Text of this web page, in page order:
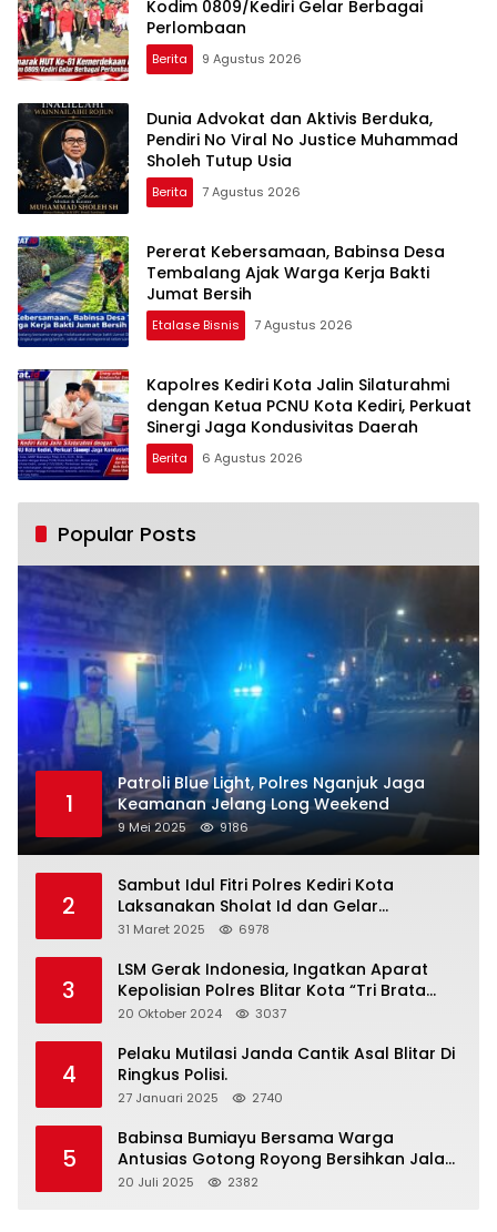
Kodim 0809/Kediri Gelar Berbagai
Perlombaan
Berita 9 Agustus 2026
Dunia Advokat dan Aktivis Berduka,
Pendiri No Viral No Justice Muhammad
Sholeh Tutup Usia
Berita 7 Agustus 2026
Pererat Kebersamaan, Babinsa Desa
Tembalang Ajak Warga Kerja Bakti
Jumat Bersih
Etalase Bisnis 7 Agustus 2026
Kapolres Kediri Kota Jalin Silaturahmi
dengan Ketua PCNU Kota Kediri, Perkuat
Sinergi Jaga Kondusivitas Daerah
Berita 6 Agustus 2026
Popular Posts
1
Patroli Blue Light, Polres Nganjuk Jaga
Keamanan Jelang Long Weekend
9 Mei 2025 9186
2
Sambut Idul Fitri Polres Kediri Kota
Laksanakan Sholat Id dan Gelar
Halalbihalal
31 Maret 2025 6978
3
LSM Gerak Indonesia, Ingatkan Aparat
Kepolisian Polres Blitar Kota “Tri Brata
Polri” Harus Diamalkan
20 Oktober 2024 3037
4
Pelaku Mutilasi Janda Cantik Asal Blitar Di
Ringkus Polisi.
27 Januari 2025 2740
5
Babinsa Bumiayu Bersama Warga
Antusias Gotong Royong Bersihkan Jalan
Dusun Banaran
20 Juli 2025 2382